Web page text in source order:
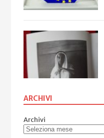
ARCHIVI
Archivi